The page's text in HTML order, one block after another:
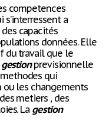
competences
s’interressent a
capacités
données. Elle
du travail que le
gestionprevisionnelle
qui
ou les changements
metiers , des
La gestion